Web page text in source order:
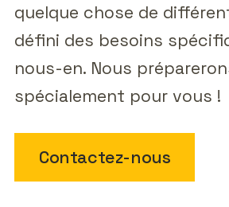
quelque chose de
défini des besoins
nous-en. Nous
spécialement pour vous !
Contactez-nous